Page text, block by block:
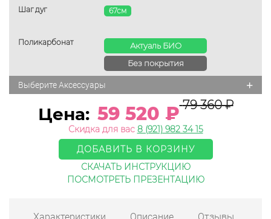
Шаг дуг 67см
Поликарбонат
Актуаль БИО
Без покрытия
Выберите Аксессуары +
Цена: 59 520 ₽ 79 360₽
Скидка для вас 8 (921) 982 34 15
ДОБАВИТЬ В КОРЗИНУ
СКАЧАТЬ ИНСТРУКЦИЮ
ПОСМОТРЕТЬ ПРЕЗЕНТАЦИЮ
Характеристики Описание Отзывы